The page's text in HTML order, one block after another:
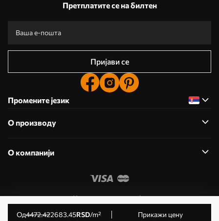
од4472.422683.45RSD/m² Прикажи цену
Претплатите се на билтен
Пријави се
Промените језик
О производу
О компанији
Уредите дозволе колачића
© 2011- 2026 Uwalls . Сва права задржана. Управља KLW